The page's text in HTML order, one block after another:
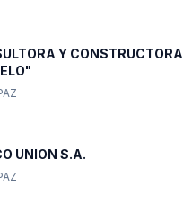
Y CONSTRUCTORA
UNION S.A.